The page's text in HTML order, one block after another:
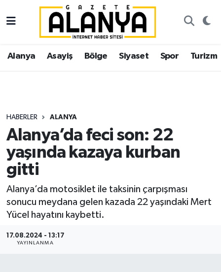
Alanya Asayiş Bölge Siyaset Spor Turizm
HABERLER ALANYA
Alanya’da feci son: 22
yaşında kazaya kurban
gitti
Alanya’da motosiklet ile taksinin çarpışması
sonucu meydana gelen kazada 22 yaşındaki Mert
Yücel hayatını kaybetti.
17.08.2024 - 13:17
YAYINLANMA
Alanya
Asayiş
Siyaset
Spor
Turizm
Ekonomi
Gazipaşa
İstanbul Nöbetçi Eczaneler
İstanbul Hava Durumu
Süper Lig Puan Durumu ve Fikstür
Tüm Manşetler
Son Dakika Haberleri
Haber Arşivi